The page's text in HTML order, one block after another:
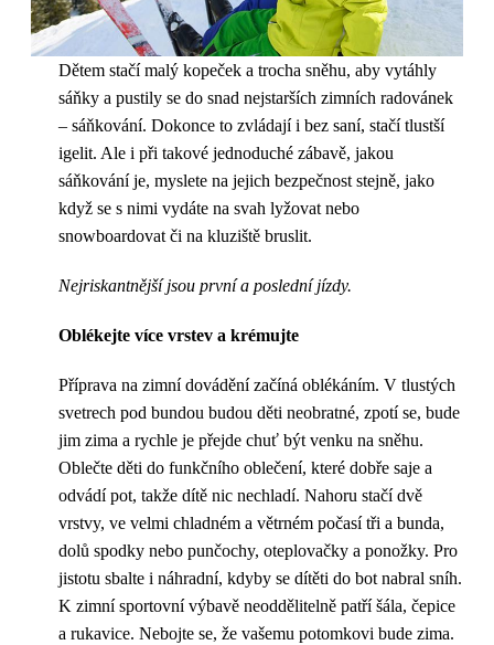
Dětem stačí malý kopeček a trocha sněhu, aby vytáhly
sáňky a pustily se do snad nejstarších zimních radovánek
– sáňkování. Dokonce to zvládají i bez saní, stačí tlustší
igelit. Ale i při takové jednoduché zábavě, jakou
sáňkování je, myslete na jejich bezpečnost stejně, jako
když se s nimi vydáte na svah lyžovat nebo
snowboardovat či na kluziště bruslit.
Nejriskantnější jsou první a poslední jízdy.
Oblékejte více vrstev a krémujte
Příprava na zimní dovádění začíná oblékáním. V tlustých
svetrech pod bundou budou děti neobratné, zpotí se, bude
jim zima a rychle je přejde chuť být venku na sněhu.
Oblečte děti do funkčního oblečení, které dobře saje a
odvádí pot, takže dítě nic nechladí. Nahoru stačí dvě
vrstvy, ve velmi chladném a větrném počasí tři a bunda,
dolů spodky nebo punčochy, oteplovačky a ponožky. Pro
jistotu sbalte i náhradní, kdyby se dítěti do bot nabral sníh.
K zimní sportovní výbavě neoddělitelně patří šála, čepice
a rukavice. Nebojte se, že vašemu potomkovi bude zima.